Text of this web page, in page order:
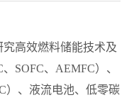
高效燃料储能技术及
SOFC、AEMFC）、
）、液流电池、低零碳